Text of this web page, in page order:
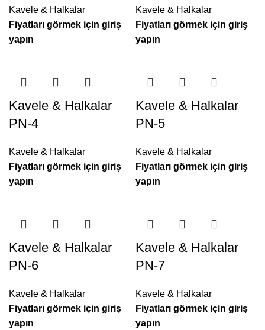
Kavele & Halkalar
Fiyatları görmek için giriş
yapın
Kavele & Halkalar
Fiyatları görmek için giriş
yapın
Kavele & Halkalar
PN-4
Kavele & Halkalar
Fiyatları görmek için giriş
yapın
Kavele & Halkalar
PN-5
Kavele & Halkalar
Fiyatları görmek için giriş
yapın
Kavele & Halkalar
PN-6
Kavele & Halkalar
Fiyatları görmek için giriş
yapın
Kavele & Halkalar
PN-7
Kavele & Halkalar
Fiyatları görmek için giriş
yapın